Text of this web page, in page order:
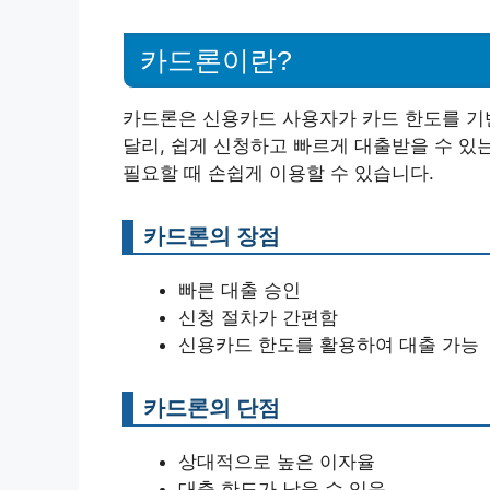
카드론이란?
카드론은 신용카드 사용자가 카드 한도를
달리, 쉽게 신청하고 빠르게 대출받을 수
필요할 때 손쉽게 이용할 수 있습니다.
카드론의 장점
빠른 대출 승인
신청 절차가 간편함
신용카드 한도를 활용하여 대출 가능
카드론의 단점
상대적으로 높은 이자율